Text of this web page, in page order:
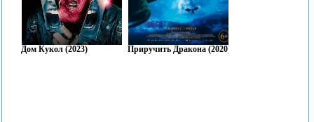
Дом Кукол (2023) Приручить Дракона (2020)